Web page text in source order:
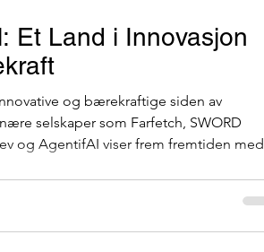
Portugisisk kultur
Et Land i Innovasjon
og bærekraftige siden av
selskaper som Farfetch, SWORD
og AgentifAI viser frem fremtiden med